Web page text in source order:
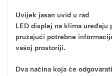
Uvijek jasan uvid u rad
LED displej na klima uređaju
pružajući potrebne
vašoj prostoriji.
Dva načina koja će